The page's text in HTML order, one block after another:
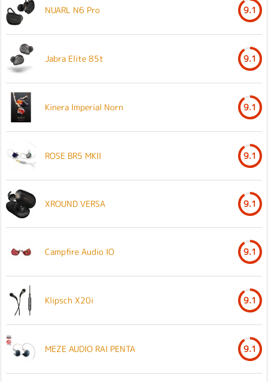
NUARL N6 Pro 9.1
Jabra Elite 85t 9.1
Kinera Imperial Norn 9.1
ROSE BR5 MKII 9.1
XROUND VERSA 9.1
Campfire Audio IO 9.1
Klipsch X20i 9.1
MEZE AUDIO RAI PENTA 9.1